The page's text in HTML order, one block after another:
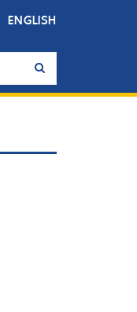
ENGLISH